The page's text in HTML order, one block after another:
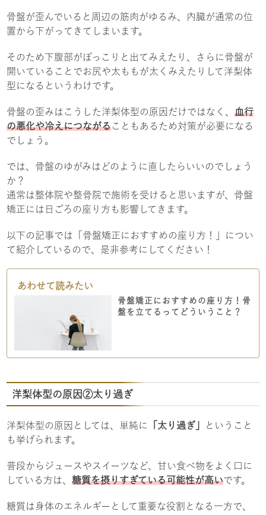
骨盤が歪んでいると周辺の筋肉がゆるみ、内臓が通常の位
置から下がってきてしまいます。
そのため下腹部がぽっこりと出てみえたり、さらに骨盤が
開いていることでお尻や太ももが太くみえたりして洋梨体
型になるというわけです。
骨盤の歪みはこうした洋梨体型の原因だけではなく、血行
の悪化や冷えにつながることもあるため対策が必要になる
でしょう。
では、骨盤のゆがみはどのように直したらいいのでしょう
か？
通常は整体院や整骨院で施術を受けると思いますが、骨盤
矯正には日ごろの座り方も影響してきます。
以下の記事では「骨盤矯正におすすめの座り方！」につい
て紹介しているので、是非参考にしてください！
骨盤矯正におすすめの座り方！骨
盤を立てるってどういうこと？
洋梨体型の原因②太り過ぎ
洋梨体型の原因としては、単純に 「太り過ぎ」
ということ
も挙げられます。
普段からジュースやスイーツなど、甘い食べ物をよく口に
している方は、糖質を摂りすぎている可能性が高いです。
糖質は身体のエネルギーとして重要な役割となる一方で、